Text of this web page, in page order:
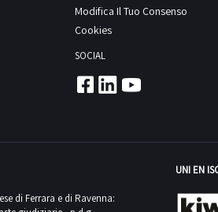
Modifica Il Tuo Consenso
Cookies
SOCIAL
di Ferrara e di Ravenna:
UNI EN